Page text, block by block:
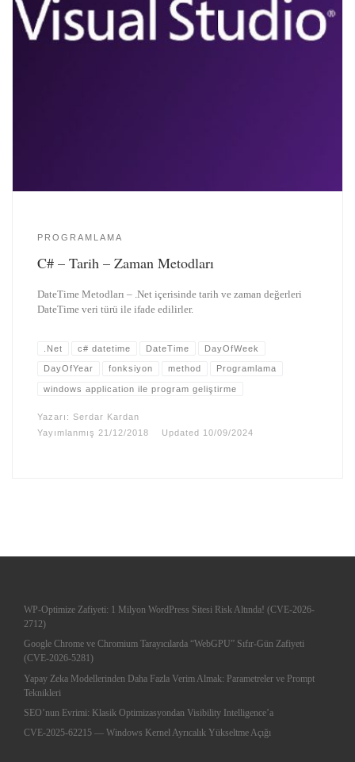
PROGRAMLAMA
C# – Tarih – Zaman Metodları
DateTime Metodları – .Net içerisinde tarih ve zaman değerleri
DateTime veri türü ile ifade edilirler.
.Net c# datetime DateTime DayOfWeek
DayOfYear fonksiyon method Programlama
windows application ile program geliştirme
Yazarı:Serdar Kardan
Yayımlanmış 21/12/2018 Updated 10/09/2024
WP-Optimize Zafiyeti: 1 Milyon WordPress Sitesi Risk Altında! (CVE-2026-
2712)
Google Chrome ve Chromium Tarayıcılarda “WebGPU” Sıfır-Gün Zafiyeti
(CVE-2026-5281)
Yapay Zeka Modellerinden Daha Fazla Verim Almak: Parametreler ve Prompt
Teknikleri
SEO’nun Evrimi: Klasik Optimizasyondan Visibility Intelligence’a
CVE-2025-62215 — Windows Kernel Ayrıcalık Yükseltme Açığı